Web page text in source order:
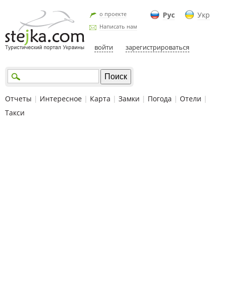
Рус Укр
о проекте
Написать нам
войти зарегистрироваться
Отчеты | Интересное | Карта | Замки | Погода | Отели |
Такси